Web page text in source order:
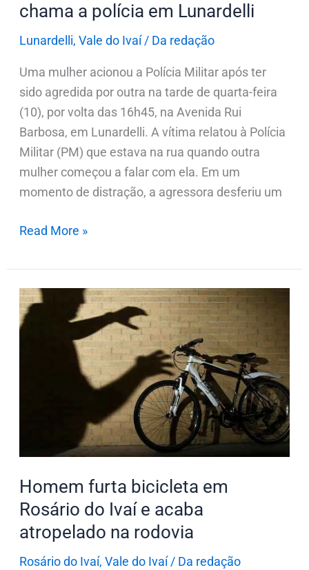
chama a polícia em Lunardelli
Lunardelli, Vale do Ivaí/ Da redação
Uma mulher acionou a Polícia Militar após ter
sido agredida por outra na tarde de quarta-feira
(10), por volta das 16h45, na Avenida Rui
Barbosa, em Lunardelli. A vítima relatou à Polícia
Militar (PM) que estava na rua quando outra
mulher começou a falar com ela. Em um
momento de distração, a agressora desferiu um
Lunardelli
Read More »
Homem furta bicicleta em
Rosário do Ivaí e acaba
atropelado na rodovia
Rosário do Ivaí, Vale do Ivaí/ Da redação
Homem
furta
acaba
atropelado
na
rodovia